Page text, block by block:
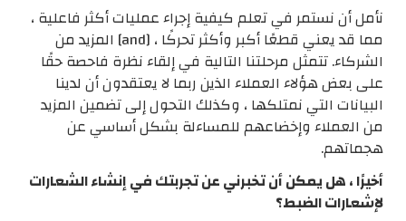
نأمل أن نستمر في تعلم كيفية إجراء عمليات أكثر فاعلية ،
مما قد يعني قطعًا أكبر وأكثر تحركًا ، [and] المزيد من
الشركاء. تتمثل مرحلتنا التالية في إلقاء نظرة فاحصة حقًا
على بعض هؤلاء العملاء الذين ربما لا يعتقدون أن لدينا
البيانات التي نمتلكها ، وكذلك التحول إلى تضمين المزيد
من العملاء وإخضاعهم للمساءلة بشكل أساسي عن
هجماتهم.
أخيرًا ، هل يمكن أن تخبرني عن تجربتك في إنشاء الشعارات
لإشعارات الضبط؟